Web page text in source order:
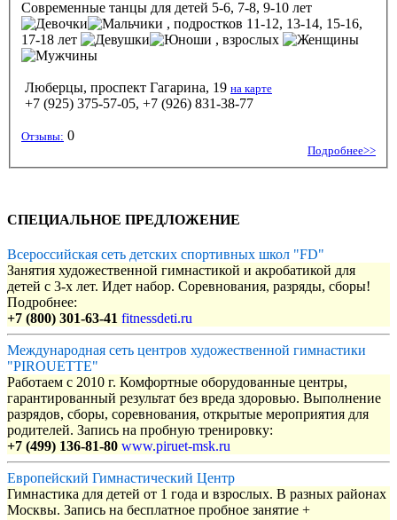
Современные танцы для детей 5-6, 7-8, 9-10 лет
, подростков 11-12, 13-14, 15-16,
17-18 лет
, взрослых
Люберцы, проспект Гагарина, 19 на карте
+7 (925) 375-57-05, +7 (926) 831-38-77
Отзывы: 0
Подробнее>>
СПЕЦИАЛЬНОЕ ПРЕДЛОЖЕНИЕ
Всероссийская сеть детских спортивных школ "FD"
Занятия художественной гимнастикой и акробатикой для
детей с 3-х лет. Идет набор. Соревнования, разряды, сборы!
Подробнее:
+7 (800) 301-63-41 fitnessdeti.ru
Международная сеть центров художественной гимнастики
"PIROUETTE"
Работаем с 2010 г. Комфортные оборудованные центры,
гарантированный результат без вреда здоровью. Выполнение
разрядов, сборы, соревнования, открытые мероприятия для
родителей. Запись на пробную тренировку:
+7 (499) 136-81-80 www.piruet-msk.ru
Европейский Гимнастический Центр
Гимнастика для детей от 1 года и взрослых. В разных районах
Москвы. Запись на бесплатное пробное занятие +